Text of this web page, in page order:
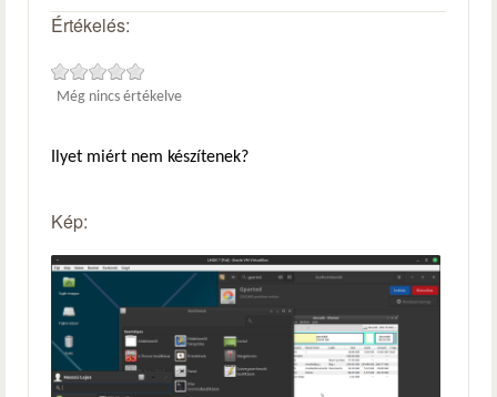
Értékelés:
Még nincs értékelve
Ilyet miért nem készítenek?
Kép: